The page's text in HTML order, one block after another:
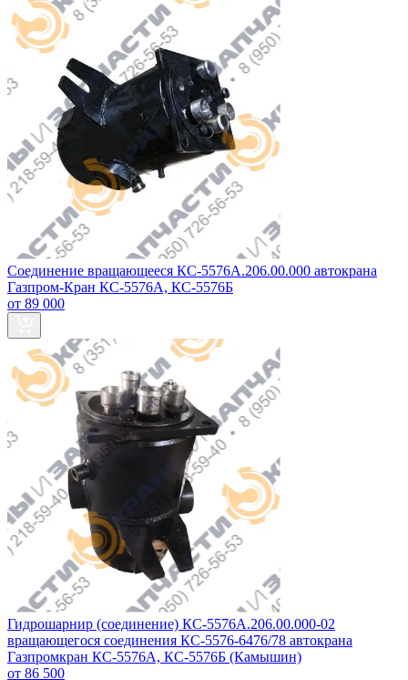
Соединение вращающееся КС-5576А.206.00.000 автокрана
Газпром-Кран КС-5576А, КС-5576Б
от 89 000
Гидрошарнир (соединение) КС-5576А.206.00.000-02
вращающегося соединения КС-5576-6476/78 автокрана
Газпромкран КС-5576А, КС-5576Б (Камышин)
от 86 500